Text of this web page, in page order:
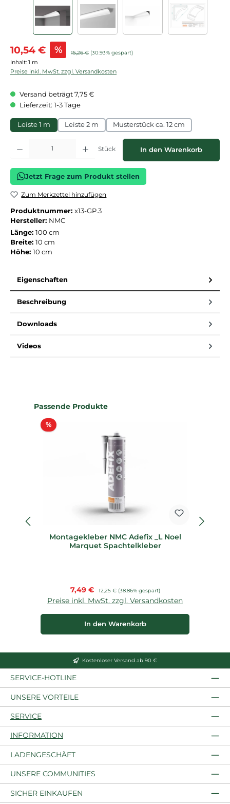
Verkaufspreis:
10,54 € % Regulärer Preis:
15,26 € (30.93% gespart)
Inhalt: 1 m
Preise inkl. MwSt. zzgl. Versandkosten
Versand beträgt 7,75 €
Lieferzeit: 1-3 Tage
Leiste 1 m Leiste 2 m Musterstück ca. 12 cm
Produkt Anzahl: Gib den gewünschten Wert ein oder benutze die
Stück In den Warenkorb
Jetzt Frage zum Produkt stellen
Zum Merkzettel hinzufügen
Produktnummer: x13-GP.3
Hersteller: NMC
Länge: 100 cm
Breite: 10 cm
Höhe: 10 cm
Eigenschaften
Beschreibung
Downloads
Videos
Produktgalerie überspringen
Passende Produkte
%Rabatt
Montagekleber NMC Adefix _L Noel
Marquet Spachtelkleber
Verkaufspreis:
7,49 € Regulärer Preis:
12,25 € (38.86% gespart)
Preise inkl. MwSt. zzgl. Versandkosten
In den Warenkorb
Kostenloser Versand ab 90 €
SERVICE-HOTLINE
UNSERE VORTEILE
SERVICE
INFORMATION
LADENGESCHÄFT
UNSERE COMMUNITIES
SICHER EINKAUFEN